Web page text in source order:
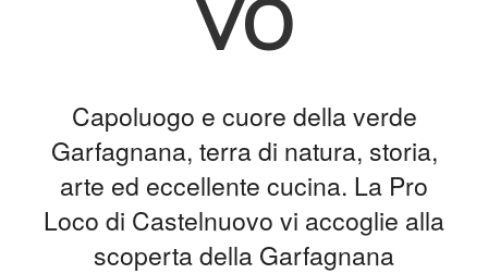
Capoluogo e cuore della verde
Garfagnana, terra di natura, storia,
arte ed eccellente cucina. La Pro
Loco di Castelnuovo vi accoglie alla
scoperta della Garfagnana